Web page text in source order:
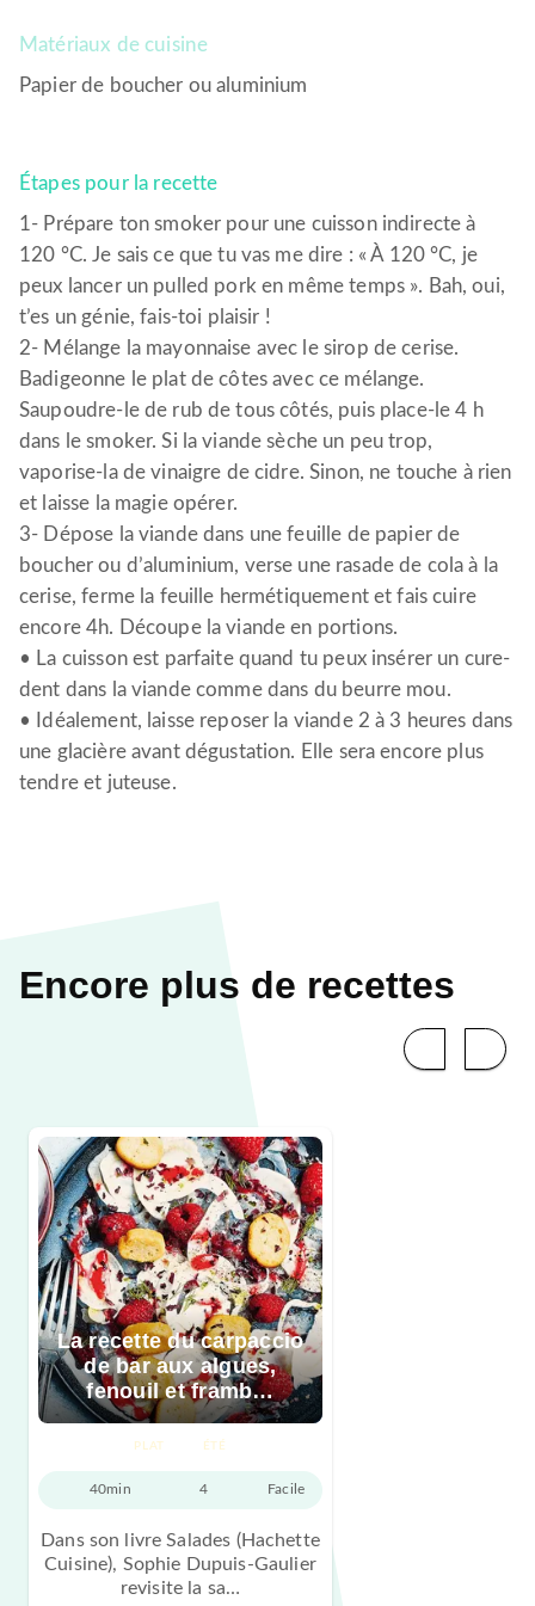
Matériaux de cuisine
Papier de boucher ou aluminium
Étapes pour la recette
1- Prépare ton smoker pour une cuisson indirecte à
120 °C. Je sais ce que tu vas me dire : « À 120 °C, je
peux lancer un pulled pork en même temps ». Bah, oui,
t’es un génie, fais-toi plaisir !
2- Mélange la mayonnaise avec le sirop de cerise.
Badigeonne le plat de côtes avec ce mélange.
Saupoudre-le de rub de tous côtés, puis place-le 4 h
dans le smoker. Si la viande sèche un peu trop,
vaporise-la de vinaigre de cidre. Sinon, ne touche à rien
et laisse la magie opérer.
3- Dépose la viande dans une feuille de papier de
boucher ou d’aluminium, verse une rasade de cola à la
cerise, ferme la feuille hermétiquement et fais cuire
encore 4h. Découpe la viande en portions.
• La cuisson est parfaite quand tu peux insérer un cure-
dent dans la viande comme dans du beurre mou.
• Idéalement, laisse reposer la viande 2 à 3 heures dans
une glacière avant dégustation. Elle sera encore plus
tendre et juteuse.
Encore plus de recettes
La recette du carpaccio
de bar aux algues,
fenouil et framb…
PLAT ÉTÉ
40min 4 Facile
Dans son livre Salades (Hachette
Cuisine), Sophie Dupuis-Gaulier
revisite la sa…